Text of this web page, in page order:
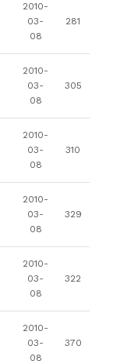
2010-
03-
08
281
2010-
03-
08
305
2010-
03-
08
310
2010-
03-
08
329
2010-
03-
08
322
2010-
03-
08
370